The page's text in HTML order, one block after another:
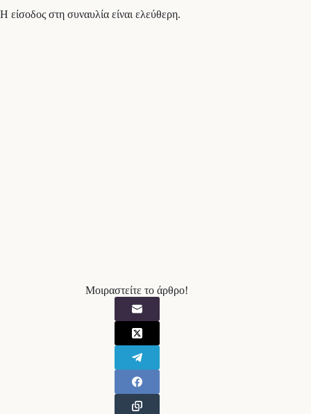
Η είσοδος στη συναυλία είναι ελεύθερη.
Μοιραστείτε το άρθρο!